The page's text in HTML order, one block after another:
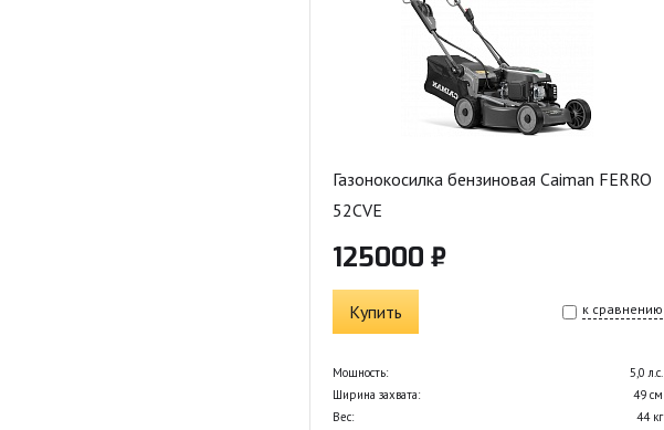
Газонокосилка бензиновая Caiman FERRO
52CVE
125000 ₽
Купить к сравнению
Мощность:
5,0 л.с.
Ширина захвата:
49 см
Вес:
44 кг